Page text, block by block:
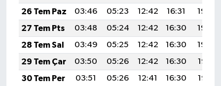
26 Tem Paz
03:46 05:23 12:42 16:31
19:50
27 Tem Pts
03:48 05:24 12:42 16:30
19:49
28 Tem Sal
03:49 05:25 12:42 16:30
19:48
29 Tem Çar
03:50 05:26 12:42 16:30
19:47
30 Tem Per
03:51 05:26 12:41 16:30
19:47